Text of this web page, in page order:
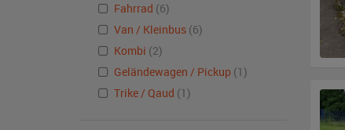
Fahrrad (6)
Van / Kleinbus (6)
Kombi (2)
Geländewagen / Pickup (1)
Trike / Qaud (1)